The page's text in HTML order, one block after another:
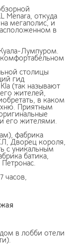
Menara, откуда
мегаполис, и
в
Лумпуром.
столицы
гид
(так называют
жителей,
в каком
Приятным
его жителями.
фабрика
Дворец короля,
с уникальным
батика,
часов,
в лобби отели